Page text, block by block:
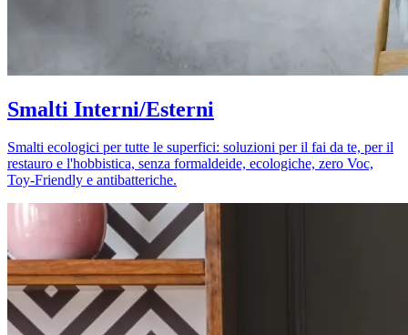
Smalti Interni/Esterni
Smalti ecologici per tutte le superfici: soluzioni per il fai da te, per il
restauro e l'hobbistica, senza formaldeide, ecologiche, zero Voc,
Toy-Friendly e antibatteriche.